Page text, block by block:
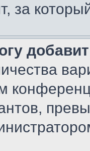
за